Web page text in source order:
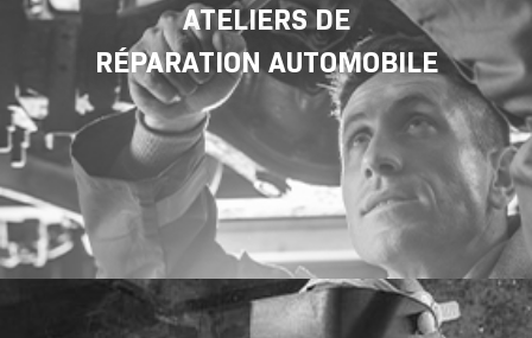
ATELIERS DE
RÉPARATION AUTOMOBILE